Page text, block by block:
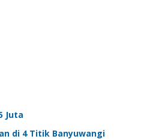
Juta
di 4 Titik Banyuwangi